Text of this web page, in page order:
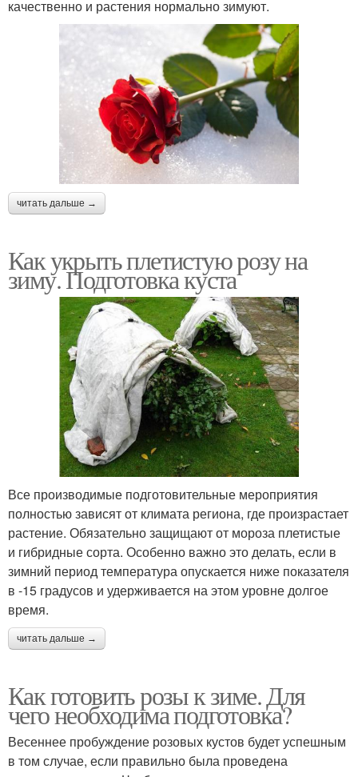
качественно и растения нормально зимуют.
читать дальше →
Как укрыть плетистую розу на
зиму. Подготовка куста
Все производимые подготовительные мероприятия
полностью зависят от климата региона, где произрастает
растение. Обязательно защищают от мороза плетистые
и гибридные сорта. Особенно важно это делать, если в
зимний период температура опускается ниже показателя
в -15 градусов и удерживается на этом уровне долгое
время.
читать дальше →
Как готовить розы к зиме. Для
чего необходима подготовка?
Весеннее пробуждение розовых кустов будет успешным
в том случае, если правильно была проведена